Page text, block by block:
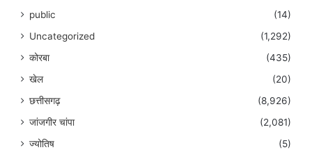
public
(14)
Uncategorized
(1,292)
कोरबा
(435)
खेल
(20)
छत्तीसगढ़
(8,926)
जांजगीर चांपा
(2,081)
ज्योतिष
(5)